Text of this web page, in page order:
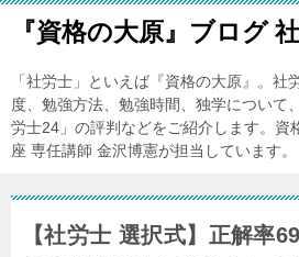
『資格の大原』ブログ
「社労士」といえば『資格の大原』。社
度、勉強方法、勉強時間、独学について
労士24」の評判などをご紹介します。資
座 専任講師 金沢博憲が担当しています。
【社労士 選択式】正解率